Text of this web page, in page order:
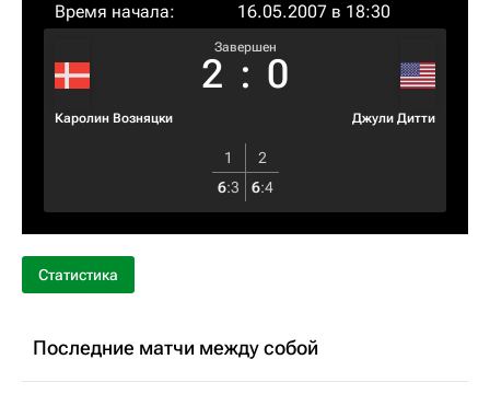
Время начала:
16.05.2007 в 18:30
Каролин Возняцки
Завершен
2 : 0
Джули Дитти
1
2
6:3 6:4
Статистика
Последние матчи между собой